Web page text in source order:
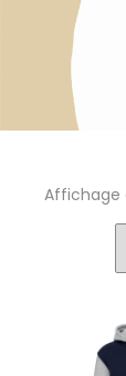
Affichage